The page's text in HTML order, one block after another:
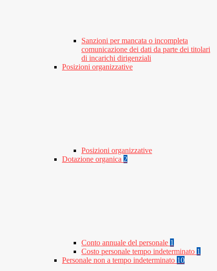
Sanzioni per mancata o incompleta
comunicazione dei dati da parte dei titolari
di incarichi dirigenziali
Posizioni organizzative
Posizioni organizzative
Dotazione organica 2
Conto annuale del personale 1
Costo personale tempo indeterminato 1
Personale non a tempo indeterminato 10